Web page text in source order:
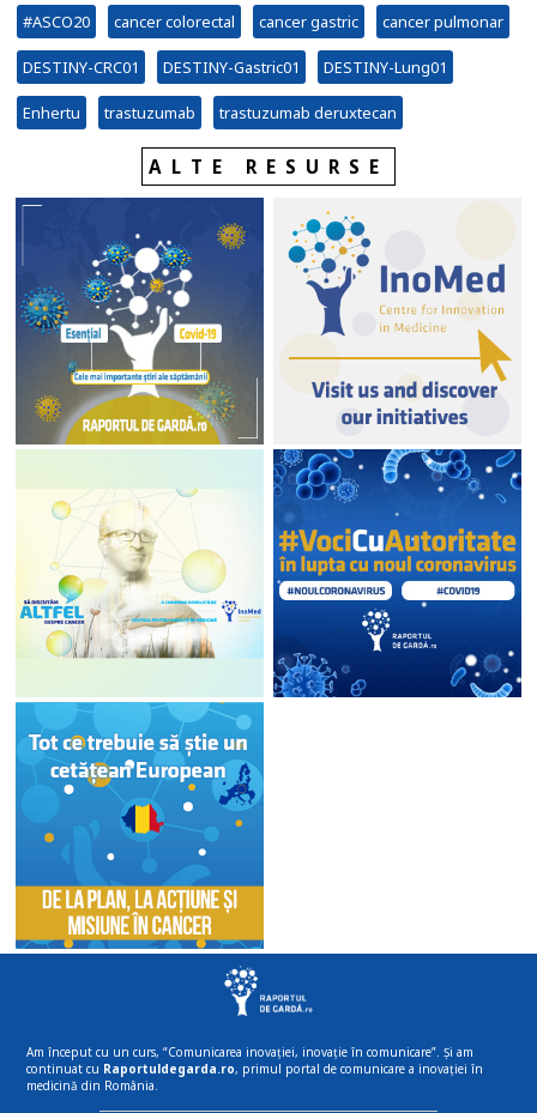
#ASCO20 cancer colorectal cancer gastric cancer pulmonar
DESTINY-CRC01 DESTINY-Gastric01 DESTINY-Lung01
Enhertu trastuzumab trastuzumab deruxtecan
ALTE RESURSE
Am început cu un curs, “Comunicarea inovației, inovație în comunicare”. Și am
continuat cu Raportuldegarda.ro, primul portal de comunicare a inovației în
medicină din România.